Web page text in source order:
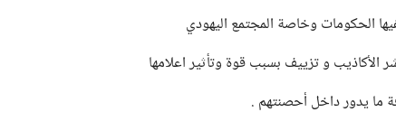
الحكومات وخاصة المجتمع اليهودي
الأكاذيب و تزييف بسبب قوة وتأثير اعلامها
ما يدور داخل أحصنتهم .